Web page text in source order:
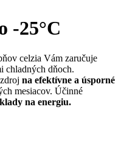
-25°C
celzia Vám zaručuje
chladných dňoch.
na efektívne a úsporné
mesiacov. Účinné
na energiu.